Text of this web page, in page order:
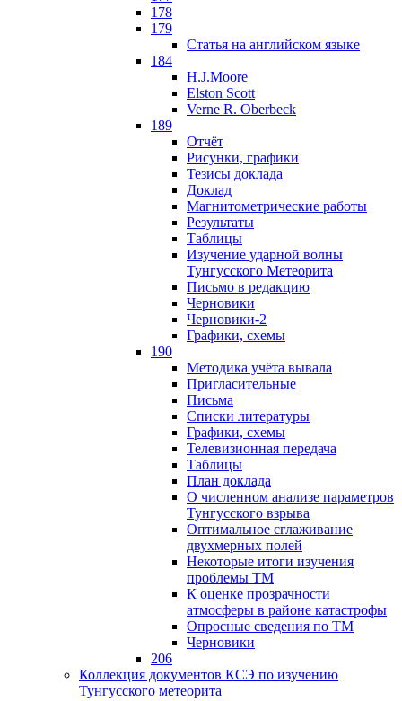
178
179
Статья на английском языке
184
H.J.Moore
Elston Scott
Verne R. Oberbeck
189
Отчёт
Рисунки, графики
Тезисы доклада
Доклад
Магнитометрические работы
Результаты
Таблицы
Изучение ударной волны
Тунгусского Метеорита
Письмо в редакцию
Черновики
Черновики-2
Графики, схемы
190
Методика учёта вывала
Пригласительные
Письма
Списки литературы
Графики, схемы
Телевизионная передача
Таблицы
План доклада
О численном анализе параметров
Тунгусского взрыва
Оптимальное сглаживание
двухмерных полей
Некоторые итоги изучения
проблемы ТМ
К оценке прозрачности
атмосферы в районе катастрофы
Опросные сведения по ТМ
Черновики
206
Коллекция документов КСЭ по изучению
Тунгусского метеорита